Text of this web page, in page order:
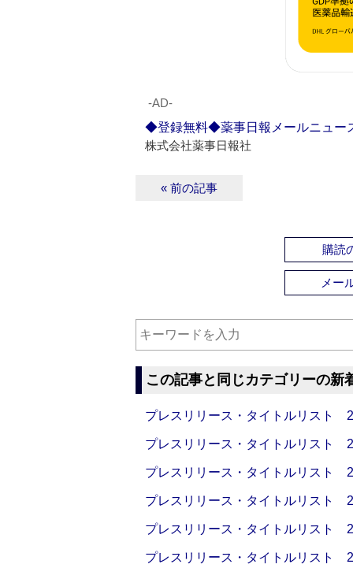
‐AD‐
◆登録無料◆薬事日報メールニュ
株式会社薬事日報社
« 前の記事
購読
メー
この記事と同じカテゴリーの新
プレスリリース・タイトルリスト
プレスリリース・タイトルリスト
プレスリリース・タイトルリスト
プレスリリース・タイトルリスト
プレスリリース・タイトルリスト
プレスリリース・タイトルリスト